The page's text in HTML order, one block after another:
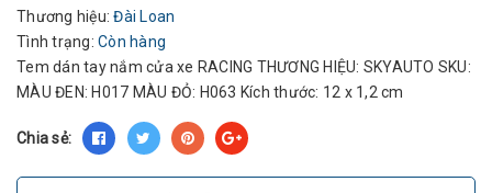
Thương hiệu: Đài Loan
Tình trạng: Còn hàng
Tem dán tay nắm cửa xe RACING THƯƠNG HIỆU: SKYAUTO SKU:
MÀU ĐEN: H017 MÀU ĐỎ: H063 Kích thước: 12 x 1,2 cm
Chia sẻ: